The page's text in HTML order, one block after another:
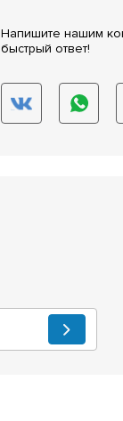
Напишите нашим
быстрый ответ!